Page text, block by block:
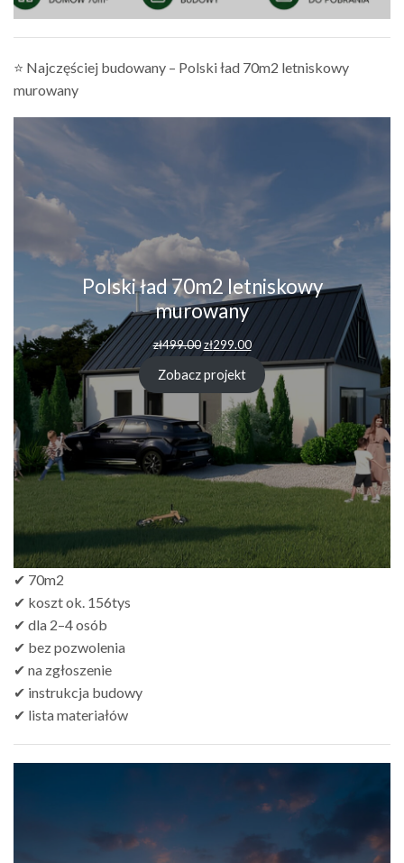
⭐ Najczęściej budowany – Polski ład 70m2 letniskowy
murowany
Polski ład 70m2 letniskowy
murowany
zł499.00 zł299.00
Zobacz projekt
✔ 70m2
✔ koszt ok. 156tys
✔ dla 2–4 osób
✔ bez pozwolenia
✔ na zgłoszenie
✔ instrukcja budowy
✔ lista materiałów